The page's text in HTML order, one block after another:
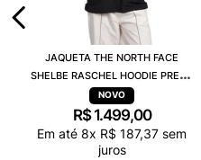
JAQUETA THE NORTH FACE
SHELBE RASCHEL HOODIE PRETO
84JJ4H0
R$ 1.499,00
Em até 8x R$ 187,37 sem
juros